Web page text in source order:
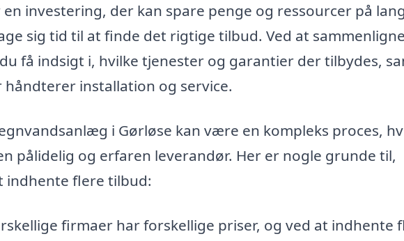
investering, der kan spare penge og ressourcer på
sig tid til at finde det rigtige tilbud. Ved at
få indsigt i, hvilke tjenester og garantier der tilbydes,
installation og service.
i Gørløse kan være en kompleks proces,
pålidelig og erfaren leverandør. Her er nogle grunde til,
indhente flere tilbud:
firmaer har forskellige priser, og ved at indhente